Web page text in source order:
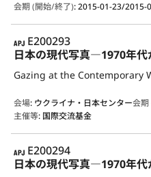
会期 (開始/終了):2015-01-23/2015-
APJ
E200293
日本の現代写真―1970年代
会場: ウクライナ・日本センター会
主催等: 国際交流基金
APJ
E200294
日本の現代写真―1970年代